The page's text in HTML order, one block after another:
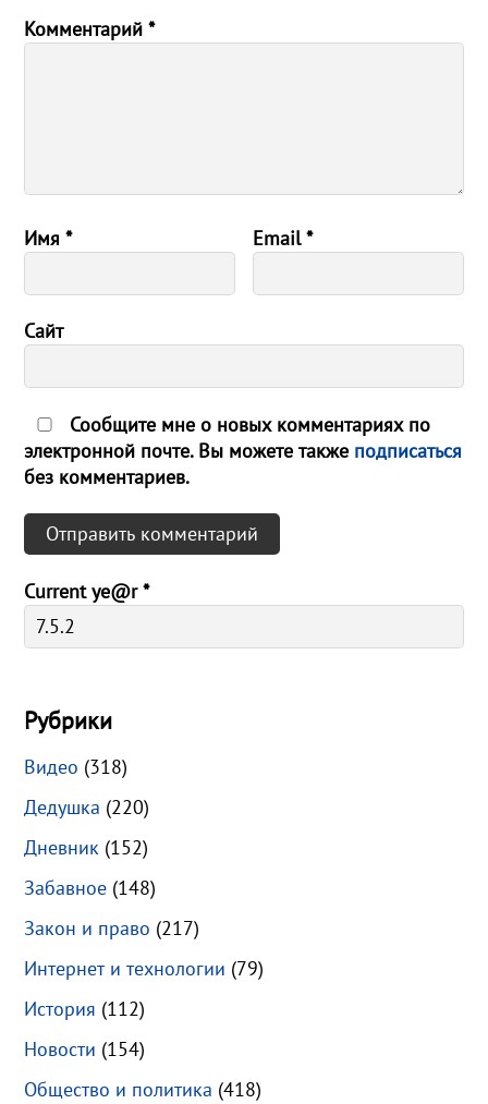
Комментарий*
Имя* Email*
Сайт
Сообщите мне о новых комментариях по
электронной почте. Вы можете также подписаться
без комментариев.
Current ye@r*
Рубрики
Видео (318)
Дедушка (220)
Дневник (152)
Забавное (148)
Закон и право (217)
Интернет и технологии (79)
История (112)
Новости (154)
Общество и политика (418)